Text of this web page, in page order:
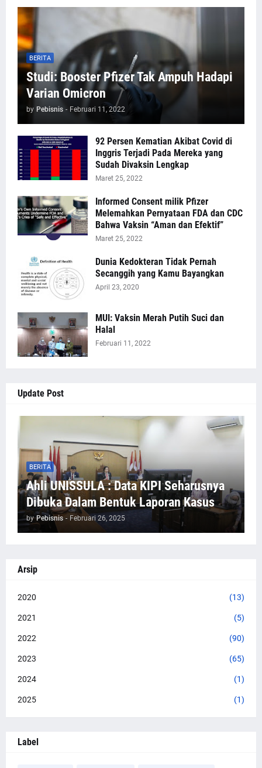
BERITA
Studi: Booster Pfizer Tak Ampuh Hadapi
Varian Omicron
by Pebisnis - Februari 11, 2022
92 Persen Kematian Akibat Covid di
Inggris Terjadi Pada Mereka yang
Sudah Divaksin Lengkap
Maret 25, 2022
Informed Consent milik Pfizer
Melemahkan Pernyataan FDA dan CDC
Bahwa Vaksin “Aman dan Efektif”
Maret 25, 2022
Dunia Kedokteran Tidak Pernah
Secanggih yang Kamu Bayangkan
April 23, 2020
MUI: Vaksin Merah Putih Suci dan
Halal
Februari 11, 2022
Update Post
BERITA
Ahli UNISSULA : Data KIPI Seharusnya
Dibuka Dalam Bentuk Laporan Kasus
by Pebisnis - Februari 26, 2025
Arsip
2020 (13)
2021 (5)
2022 (90)
2023 (65)
2024 (1)
2025 (1)
Label